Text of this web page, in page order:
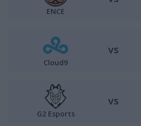
ENCE
Cloud9
vs
G2 Esports
vs